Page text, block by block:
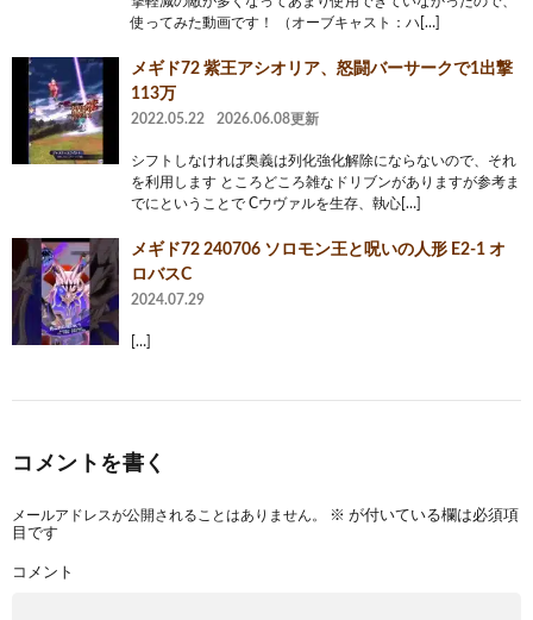
使ってみた動画です！ （オーブキャスト：ハ[…]
メギド72 紫王アシオリア、怒闘バーサークで1出撃
113万
2022.05.22 2026.06.08更新
シフトしなければ奥義は列化強化解除にならないので、それ
を利用します ところどころ雑なドリブンがありますが参考ま
でにということで Cウヴァルを生存、執心[…]
メギド72 240706 ソロモン王と呪いの人形 E2-1 オ
ロバスC
2024.07.29
[…]
コメントを書く
メールアドレスが公開されることはありません。 ※ が付いている欄は必須項
目です
コメント